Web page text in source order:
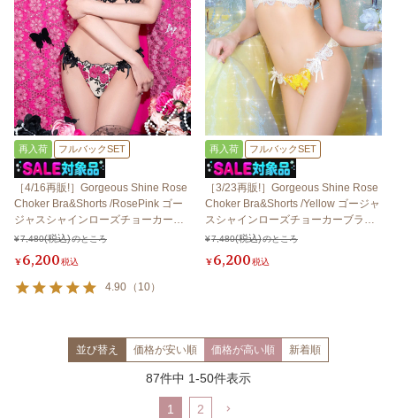
再入荷 フルバックSET
［4/16再販!］Gorgeous Shine Rose
Choker Bra&Shorts /RosePink ゴー
ジャスシャインローズチョーカーブ
ラ＆ショーツ / ローズピンク
¥7,480 のところ
¥6,200税込
4.90 （ 10）
再入荷 フルバックSET
［3/23再販!］Gorgeous Shine Rose
Choker Bra&Shorts /Yellow ゴージャ
スシャインローズチョーカーブラ＆
ショーツ / イエロー
¥7,480 のところ
¥6,200税込
並び替え 価格が安い順 価格が高い順 新着順
87件中 1-50件表示
1 2